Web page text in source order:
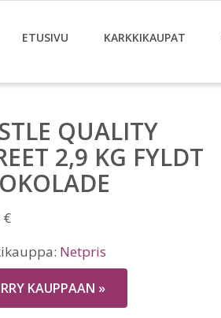
ETUSIVU KARKKIKAUPAT
QUALITY
2,9 KG FYLDT
€
Netpris
KAUPPAAN »